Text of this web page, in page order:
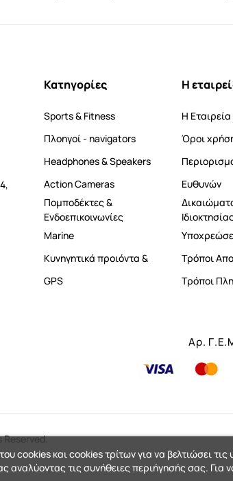
Κατηγορίες
Sports & Fitness
Πλοηγοί - navigators
Headphones & Speakers
Αction Cameras
Πομποδέκτες &
Ενδοεπικοινωνίες
Marine
Κυνηγητικά προιόντα &
GPS
Η
Η
Όροι
Ευθυνών
Τρόποι
Τρόποι
Αρ.
cookies και cookies τρίτων για να βελτιώσει
αναλύοντας τις συνήθειες περιήγησής σας.